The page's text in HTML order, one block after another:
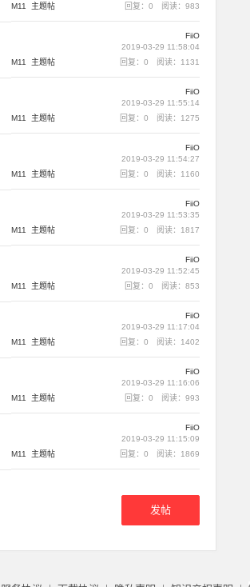
M11 主题帖 回复：0 阅读：983
FiiO
2019-03-29 11:58:04
M11 主题帖 回复：0 阅读：1131
FiiO
2019-03-29 11:55:14
M11 主题帖 回复：0 阅读：1275
FiiO
2019-03-29 11:54:27
M11 主题帖 回复：0 阅读：1160
FiiO
2019-03-29 11:53:35
M11 主题帖 回复：0 阅读：1817
FiiO
2019-03-29 11:52:45
M11 主题帖 回复：0 阅读：853
FiiO
2019-03-29 11:17:04
M11 主题帖 回复：0 阅读：1402
FiiO
2019-03-29 11:16:06
M11 主题帖 回复：0 阅读：993
FiiO
2019-03-29 11:15:09
M11 主题帖 回复：0 阅读：1869
发帖